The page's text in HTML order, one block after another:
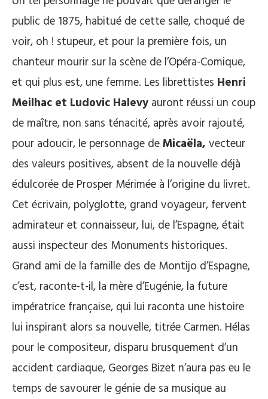
public de 1875, habitué de cette salle, choqué de
voir, oh ! stupeur, et pour la première fois, un
chanteur mourir sur la scène de l’Opéra-Comique,
et qui plus est, une femme. Les librettistes Henri
Meilhac et Ludovic Halevy auront réussi un coup
de maître, non sans ténacité, après avoir rajouté,
pour adoucir, le personnage deMicaëla, vecteur
des valeurs positives, absent de la nouvelle déjà
édulcorée de Prosper Mérimée à l’origine du livret.
Cet écrivain, polyglotte, grand voyageur, fervent
admirateur et connaisseur, lui, de l’Espagne, était
aussi inspecteur des Monuments historiques.
Grand ami de la famille des de Montijo d’Espagne,
c’est, raconte-t-il, la mère d’Eugénie, la future
impératrice française, qui lui raconta une histoire
lui inspirant alors sa nouvelle, titrée Carmen. Hélas
pour le compositeur, disparu brusquement d’un
accident cardiaque, Georges Bizet n’aura pas eu le
temps de savourer le génie de sa musique au